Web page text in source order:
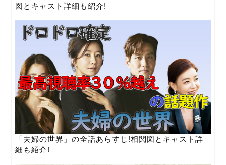
図とキャスト詳細も紹介!
「夫婦の世界」の全話あらすじ!相関図とキャスト詳
細も紹介!